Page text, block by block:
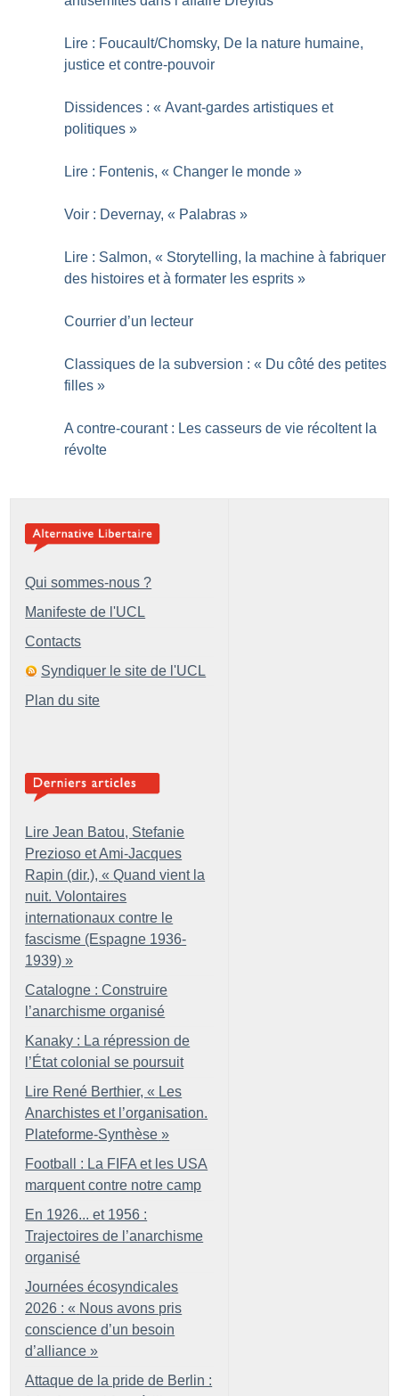
Lire : Foucault/Chomsky, De la nature humaine,
justice et contre-pouvoir
Dissidences : « Avant-gardes artistiques et
politiques »
Lire : Fontenis, « Changer le monde »
Voir : Devernay, « Palabras »
Lire : Salmon, « Storytelling, la machine à fabriquer
des histoires et à formater les esprits »
Courrier d’un lecteur
Classiques de la subversion : « Du côté des petites
filles »
A contre-courant : Les casseurs de vie récoltent la
révolte
Qui sommes-nous ?
Manifeste de l'UCL
Contacts
Syndiquer le site de l'UCL
Plan du site
Lire Jean Batou, Stefanie
Prezioso et Ami-Jacques
Rapin (dir.), « Quand vient la
nuit. Volontaires
internationaux contre le
fascisme (Espagne 1936-
1939) »
Catalogne : Construire
l’anarchisme organisé
Kanaky : La répression de
l’État colonial se poursuit
Lire René Berthier, « Les
Anarchistes et l’organisation.
Plateforme-Synthèse »
Football : La FIFA et les USA
marquent contre notre camp
En 1926... et 1956 :
Trajectoires de l’anarchisme
organisé
Journées écosyndicales
2026 : « Nous avons pris
conscience d’un besoin
d’alliance »
Attaque de la pride de Berlin :